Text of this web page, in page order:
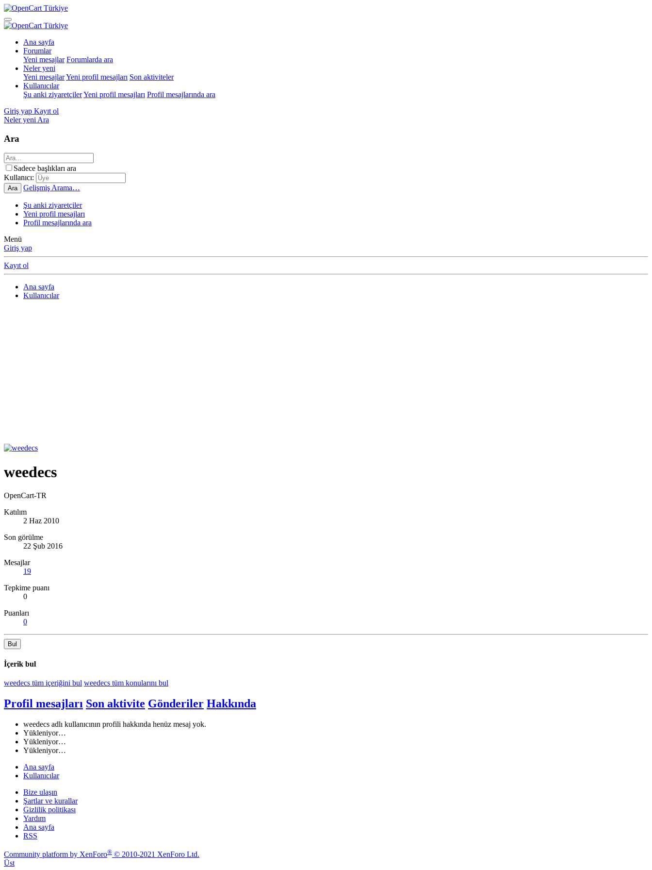
Ana sayfa
Forumlar
Yeni mesajlar Forumlarda ara
Neler yeni
Yeni mesajlarYeni profil mesajları Son aktiviteler
Kullanıcılar
Şu anki ziyaretçilerYeni profil mesajları Profil mesajlarında ara
Giriş yap Kayıt ol
Neler yeni Ara
Ara
Sadece başlıkları ara
Kullanıcı:
Ara Gelişmiş Arama…
Şu anki ziyaretçiler
Yeni profil mesajları
Profil mesajlarında ara
Menü
Giriş yap
Kayıt ol
Ana sayfa
Kullanıcılar
weedecs
OpenCart-TR
Katılım
2 Haz 2010
Son görülme
22 Şub 2016
Mesajlar
19
Tepkime puanı
0
Puanları
0
Bul
İçerik bul
weedecs tüm içeriğini bul weedecs tüm konularını bul
Profil mesajları Son aktivite Gönderiler Hakkında
weedecs adlı kullanıcının profili hakkında henüz mesaj yok.
Yükleniyor…
Yükleniyor…
Yükleniyor…
Ana sayfa
Kullanıcılar
Bize ulaşın
Şartlar ve kurallar
Gizlilik politikası
Yardım
Ana sayfa
RSS
Community platform by XenForo® © 2010-2021 XenForo Ltd.
Üst